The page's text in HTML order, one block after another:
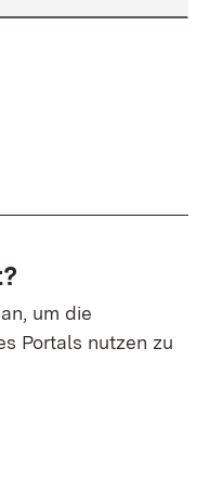
um die
Portals nutzen zu